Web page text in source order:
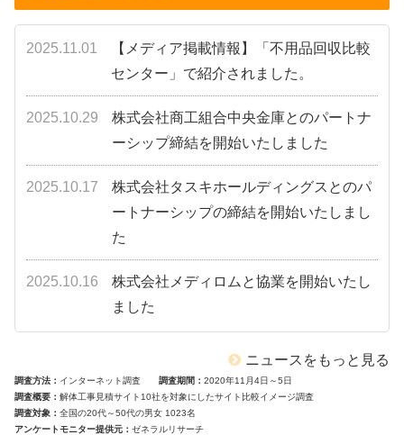
2025.11.01
【メディア掲載情報】「不用品回収比較
センター」で紹介されました。
2025.10.29
株式会社商工組合中央金庫とのパートナ
ーシップ締結を開始いたしました
2025.10.17
株式会社タスキホールディングスとのパ
ートナーシップの締結を開始いたしまし
た
2025.10.16
株式会社メディロムと協業を開始いたし
ました
ニュースをもっと見る
調査方法 インターネット調査 調査期間
2020年11月4日～5日
調査概要
解体工事見積サイト10社を対象にしたサイト比較イメージ調査
調査対象
全国の20代～50代の男女 1023名
アンケートモニター提供元
ゼネラルリサーチ